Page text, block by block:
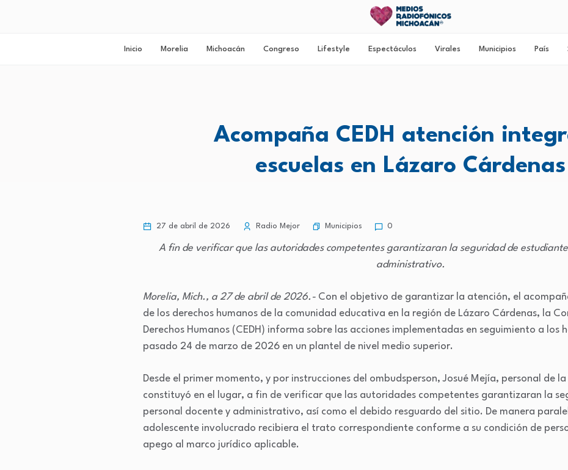
Inicio Morelia Michoacán Congreso Lifestyle Espectáculos Virales Municipios País
Acompaña CEDH atención
escuelas en Lázaro Cárdenas
27 de abril de 2026 Radio Mejor Municipios 0
A fin de verificar que las autoridades competentes garantizaran la seguridad de
administrativo.
Morelia, Mich., a 27 de abril de 2026.- Con el objetivo de garantizar la atención, el
de los derechos humanos de la comunidad educativa en la región de Lázaro Cárdenas, la
Derechos Humanos (CEDH) informa sobre las acciones implementadas en seguimiento a los
pasado 24 de marzo de 2026 en un plantel de nivel medio superior.
Desde el primer momento, y por instrucciones del ombudsperson, Josué Mejía, personal de
constituyó en el lugar, a fin de verificar que las autoridades competentes garantizaran la
personal docente y administrativo, así como el debido resguardo del sitio. De manera
adolescente involucrado recibiera el trato correspondiente conforme a su condición de
apego al marco jurídico aplicable.